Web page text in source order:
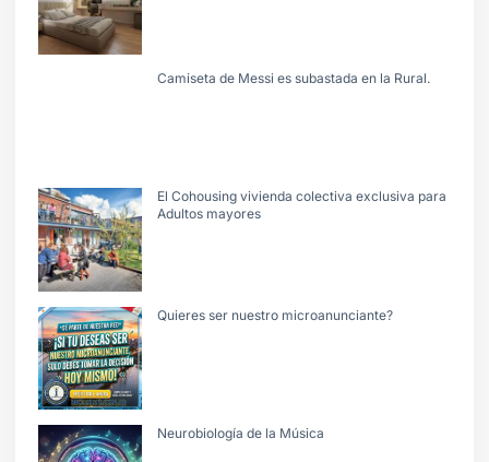
Camiseta de Messi es subastada en la Rural.
El Cohousing vivienda colectiva exclusiva para
Adultos mayores
Quieres ser nuestro microanunciante?
Neurobiología de la Música